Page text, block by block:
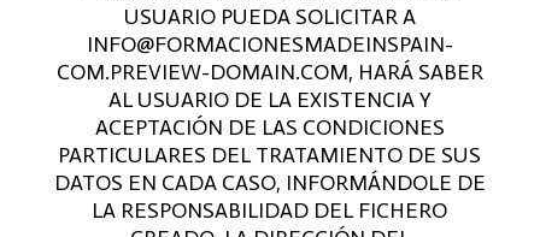
USUARIO PUEDA SOLICITAR A
INFO@FORMACIONESMADEINSPAIN-
COM.PREVIEW-DOMAIN.COM, HARÁ SABER
AL USUARIO DE LA EXISTENCIA Y
ACEPTACIÓN DE LAS CONDICIONES
PARTICULARES DEL TRATAMIENTO DE SUS
DATOS EN CADA CASO, INFORMÁNDOLE DE
LA RESPONSABILIDAD DEL FICHERO